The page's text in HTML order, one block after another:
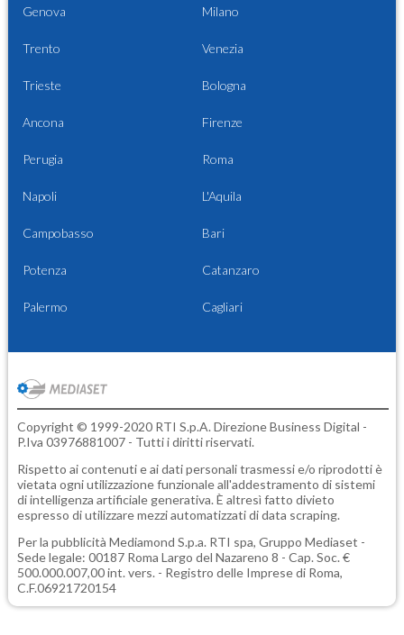
Genova Milano
Trento Venezia
Trieste Bologna
Ancona Firenze
Perugia Roma
Napoli L'Aquila
Campobasso Bari
Potenza Catanzaro
Palermo Cagliari
Copyright © 1999-2020 RTI S.p.A. Direzione Business Digital -
P.Iva 03976881007 - Tutti i diritti riservati.
Rispetto ai contenuti e ai dati personali trasmessi e/o riprodotti è
vietata ogni utilizzazione funzionale all'addestramento di sistemi
di intelligenza artificiale generativa. È altresì fatto divieto
espresso di utilizzare mezzi automatizzati di data scraping.
Per la pubblicità Mediamond S.p.a. RTI spa, Gruppo Mediaset -
Sede legale: 00187 Roma Largo del Nazareno 8 - Cap. Soc. €
500.000.007,00 int. vers. - Registro delle Imprese di Roma,
C.F.06921720154